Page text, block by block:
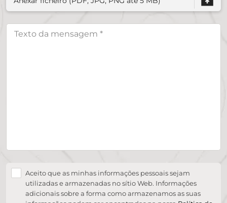
Aceito que as minhas informações pessoais sejam
utilizadas e armazenadas no sítio Web. Informações
adicionais sobre a forma como armazenamos as suas